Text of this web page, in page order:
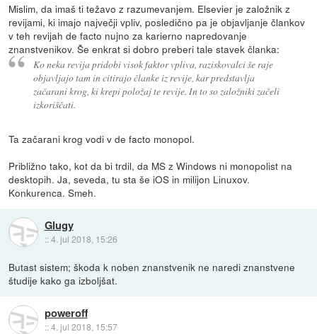
Mislim, da imaš ti težavo z razumevanjem. Elsevier je založnik z
revijami, ki imajo največji vpliv, posledično pa je objavljanje člankov
v teh revijah de facto nujno za karierno napredovanje
znanstvenikov. Še enkrat si dobro preberi tale stavek članka:
Ko neka revija pridobi visok faktor vpliva, raziskovalci še raje
objavljajo tam in citirajo članke iz revije, kar predstavlja
začarani krog, ki krepi položaj te revije. In to so založniki začeli
izkoriščati.
Ta začarani krog vodi v de facto monopol.
Približno tako, kot da bi trdil, da MS z Windows ni monopolist na
desktopih. Ja, seveda, tu sta še iOS in milijon Linuxov.
Konkurenca. Smeh.
Glugy
::4. jul 2018, 15:26
Butast sistem; škoda k noben znanstvenik ne naredi znanstvene
študije kako ga izboljšat.
poweroff
::4. jul 2018, 15:57